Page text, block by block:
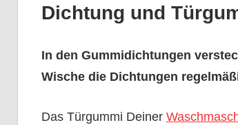
Dichtung und
In den Gummidichtungen
Wische die Dichtungen
Das Türgummi Deiner